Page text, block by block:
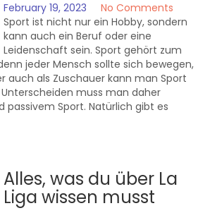
February 19, 2023
No Comments
Sport ist nicht nur ein Hobby, sondern
kann auch ein Beruf oder eine
Leidenschaft sein. Sport gehört zum
jeder Mensch sollte sich bewegen,
auch als Zuschauer kann man Sport
muss man daher
passivem Sport. Natürlich gibt es
Alles, was du über La
Liga wissen musst